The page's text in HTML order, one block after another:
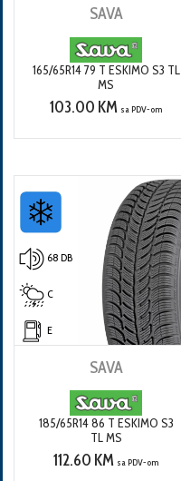
SAVA
165/65R14 79 T ESKIMO S3 TL
MS
103.00 KM sa PDV-om
68 DB
C
E
SAVA
185/65R14 86 T ESKIMO S3
TL MS
112.60 KM sa PDV-om